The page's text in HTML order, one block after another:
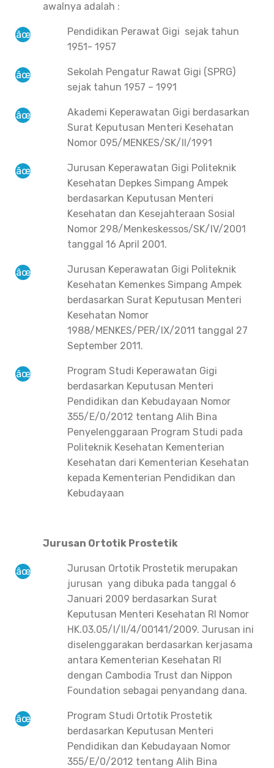
awalnya adalah :
Pendidikan Perawat Gigi sejak tahun
1951- 1957
Sekolah Pengatur Rawat Gigi (SPRG)
sejak tahun 1957 – 1991
Akademi Keperawatan Gigi berdasarkan
Surat Keputusan Menteri Kesehatan
Nomor 095/MENKES/SK/II/1991
Jurusan Keperawatan Gigi Politeknik
Kesehatan Depkes Simpang Ampek
berdasarkan Keputusan Menteri
Kesehatan dan Kesejahteraan Sosial
Nomor 298/Menkeskessos/SK/IV/2001
tanggal 16 April 2001.
Jurusan Keperawatan Gigi Politeknik
Kesehatan Kemenkes Simpang Ampek
berdasarkan Surat Keputusan Menteri
Kesehatan Nomor
1988/MENKES/PER/IX/2011 tanggal 27
September 2011.
Program Studi Keperawatan Gigi
berdasarkan Keputusan Menteri
Pendidikan dan Kebudayaan Nomor
355/E/0/2012 tentang Alih Bina
Penyelenggaraan Program Studi pada
Politeknik Kesehatan Kementerian
Kesehatan dari Kementerian Kesehatan
kepada Kementerian Pendidikan dan
Kebudayaan
Jurusan Ortotik Prostetik
Jurusan Ortotik Prostetik merupakan
jurusan yang dibuka pada tanggal 6
Januari 2009 berdasarkan Surat
Keputusan Menteri Kesehatan RI Nomor
HK.03.05/I/II/4/00141/2009. Jurusan ini
diselenggarakan berdasarkan kerjasama
antara Kementerian Kesehatan RI
dengan Cambodia Trust dan Nippon
Foundation sebagai penyandang dana.
Program Studi Ortotik Prostetik
berdasarkan Keputusan Menteri
Pendidikan dan Kebudayaan Nomor
355/E/0/2012 tentang Alih Bina